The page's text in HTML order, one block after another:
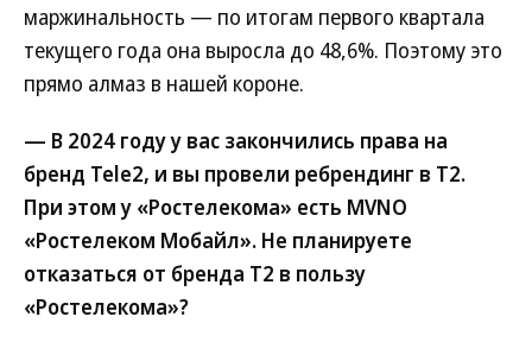
маржинальность — по итогам первого квартала
текущего года она выросла до 48,6%. Поэтому это
прямо алмаз в нашей короне.
— В 2024 году у вас закончились права на
бренд Tele2, и вы провели ребрендинг в Т2.
При этом у «Ростелекома» есть MVNO
«Ростелеком Мобайл». Не планируете
отказаться от бренда Т2 в пользу
«Ростелекома»?